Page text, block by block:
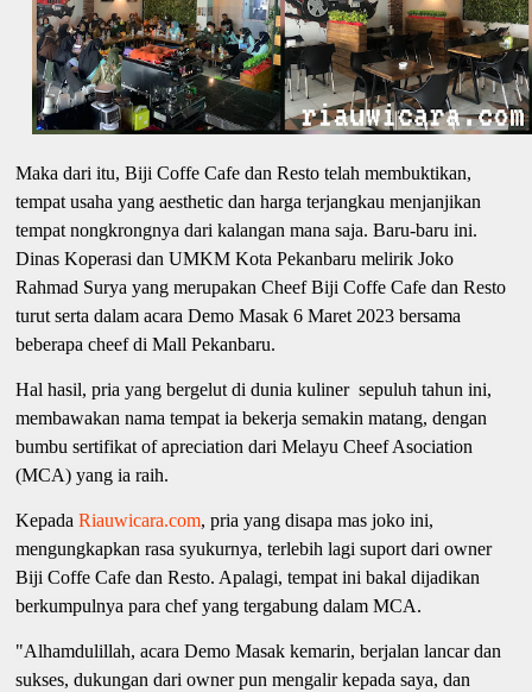
Maka dari itu, Biji Coffe Cafe dan Resto telah membuktikan,
tempat usaha yang aesthetic dan harga terjangkau menjanjikan
tempat nongkrongnya dari kalangan mana saja. Baru-baru ini.
Dinas Koperasi dan UMKM Kota Pekanbaru melirik Joko
Rahmad Surya yang merupakan Cheef Biji Coffe Cafe dan Resto
turut serta dalam acara Demo Masak 6 Maret 2023 bersama
beberapa cheef di Mall Pekanbaru.
Hal hasil, pria yang bergelut di dunia kuliner sepuluh tahun ini,
membawakan nama tempat ia bekerja semakin matang, dengan
bumbu sertifikat of apreciation dari Melayu Cheef Asociation
(MCA) yang ia raih.
KepadaRiauwicara.com, pria yang disapa mas joko ini,
mengungkapkan rasa syukurnya, terlebih lagi suport dari owner
Biji Coffe Cafe dan Resto. Apalagi, tempat ini bakal dijadikan
berkumpulnya para chef yang tergabung dalam MCA.
"Alhamdulillah, acara Demo Masak kemarin, berjalan lancar dan
sukses, dukungan dari owner pun mengalir kepada saya, dan